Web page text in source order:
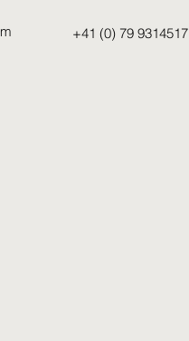
+41 (0) 79 9314517